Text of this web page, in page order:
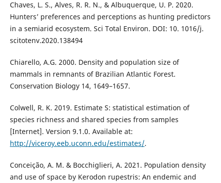
Chaves, L. S., Alves, R. R. N., & Albuquerque, U. P. 2020.
Hunters’ preferences and perceptions as hunting predictors
in a semiarid ecosystem. Sci Total Environ. DOI: 10. 1016/j.
scitotenv.2020.138494
Chiarello, A.G. 2000. Density and population size of
mammals in remnants of Brazilian Atlantic Forest.
Conservation Biology 14, 1649–1657.
Colwell, R. K. 2019. Estimate S: statistical estimation of
species richness and shared species from samples
[Internet]. Version 9.1.0. Available at:
http://viceroy.eeb.uconn.edu/estimates/.
Conceição, A. M. & Bocchiglieri, A. 2021. Population density
and use of space by Kerodon rupestris: An endemic and